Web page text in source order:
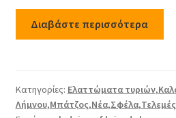
Διαβάστε περισσότερα
Κατηγορίες: Ελαττώματα τυριών,
Λήμνου,Μπάτζος,Νέα,Σφέλα,Τελεμές